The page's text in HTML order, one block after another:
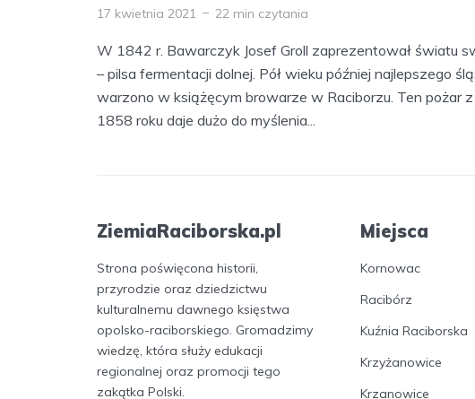
17 kwietnia 2021 22 min czytania
W 1842 r. Bawarczyk Josef Groll zaprezentował światu
– pilsa fermentacji dolnej. Pół wieku później najlepszego
warzono w książęcym browarze w Raciborzu. Ten pożar
1858 roku daje dużo do myślenia...
ZiemiaRaciborska.pl
Strona poświęcona historii,
przyrodzie oraz dziedzictwu
kulturalnemu dawnego księstwa
opolsko-raciborskiego. Gromadzimy
wiedzę, która służy edukacji
regionalnej oraz promocji tego
zakątka Polski.
Miejsca
Kornowac
Racibórz
Kuźnia Raciborska
Krzyżanowice
Krzanowice